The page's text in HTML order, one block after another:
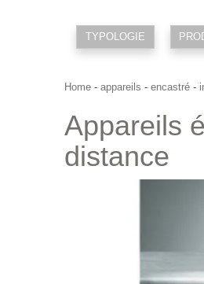
TYPOLOGIE
Home - appareils - encastré -
Appareils
distance